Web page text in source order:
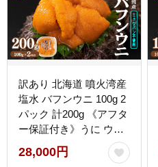
訳あり 北海道 噴火湾産
塩水 バフンウニ 100g 2
パック 計200g 《アフタ
ー保証付き》うに ウニ
雲丹 海鮮 海の幸 魚介類
ウニ丼 お寿司 濃厚 無添
28,000円